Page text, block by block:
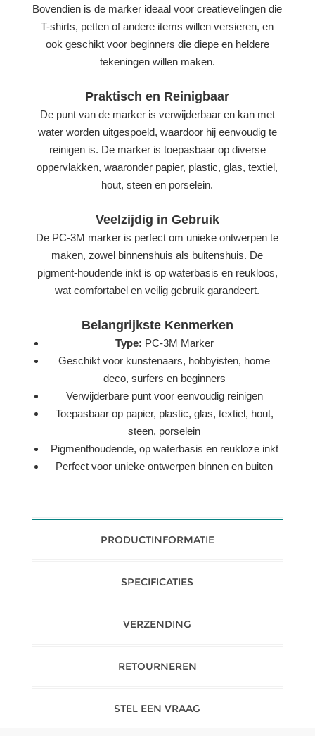
Bovendien is de marker ideaal voor creatievelingen die
T-shirts, petten of andere items willen versieren, en
ook geschikt voor beginners die diepe en heldere
tekeningen willen maken.
Praktisch en Reinigbaar
De punt van de marker is verwijderbaar en kan met
water worden uitgespoeld, waardoor hij eenvoudig te
reinigen is. De marker is toepasbaar op diverse
oppervlakken, waaronder papier, plastic, glas, textiel,
hout, steen en porselein.
Veelzijdig in Gebruik
De PC-3M marker is perfect om unieke ontwerpen te
maken, zowel binnenshuis als buitenshuis. De
pigment-houdende inkt is op waterbasis en reukloos,
wat comfortabel en veilig gebruik garandeert.
Belangrijkste Kenmerken
Type: PC-3M Marker
Geschikt voor kunstenaars, hobbyisten, home
deco, surfers en beginners
Verwijderbare punt voor eenvoudig reinigen
Toepasbaar op papier, plastic, glas, textiel, hout,
steen, porselein
Pigmenthoudende, op waterbasis en reukloze inkt
Perfect voor unieke ontwerpen binnen en buiten
PRODUCTINFORMATIE
SPECIFICATIES
VERZENDING
RETOURNEREN
STEL EEN VRAAG